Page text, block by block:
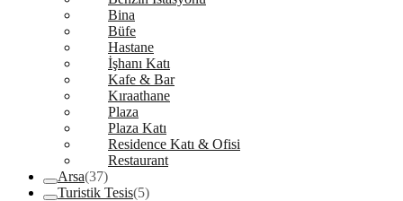
Bina
Büfe
Hastane
İşhanı Katı
Kafe & Bar
Kıraathane
Plaza
Plaza Katı
Residence Katı & Ofisi
Restaurant
Arsa(37)
Turistik Tesis(5)